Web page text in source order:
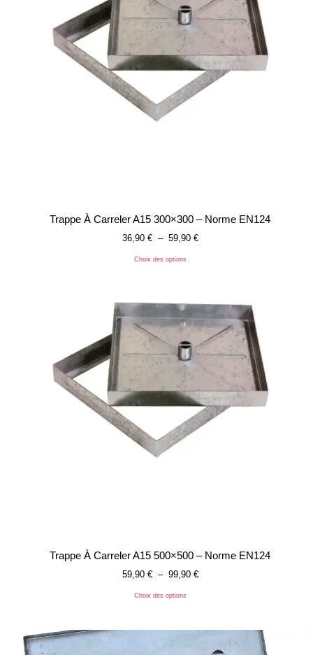
Trappe À Carreler A15 300×300 – Norme EN124
36,90 € – 59,90 €
Choix des options
Trappe À Carreler A15 500×500 – Norme EN124
59,90 € – 99,90 €
Choix des options